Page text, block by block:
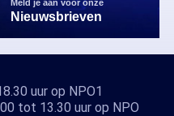
Meld je aan voor onze
Nieuwsbrieven
uur op NPO1
tot 13.30 uur op NPO